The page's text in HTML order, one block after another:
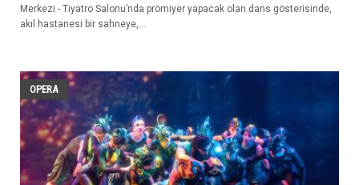
Merkezi - Tiyatro Salonu’nda prömiyer yapacak olan dans gösterisinde,
akıl hastanesi bir sahneye,...
OPERA